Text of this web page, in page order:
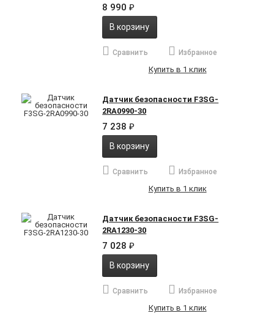
8 990₽
В корзину
Сравнить Избранное
Купить в 1 клик
Датчик безопасности F3SG-
2RA0990-30
7 238₽
В корзину
Сравнить Избранное
Купить в 1 клик
Датчик безопасности F3SG-
2RA1230-30
7 028₽
В корзину
Сравнить Избранное
Купить в 1 клик